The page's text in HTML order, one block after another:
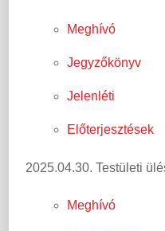
Meghívó
Jegyzőkönyv
Jelenléti
Előterjesztések
2025.04.30. Testületi
Meghívó